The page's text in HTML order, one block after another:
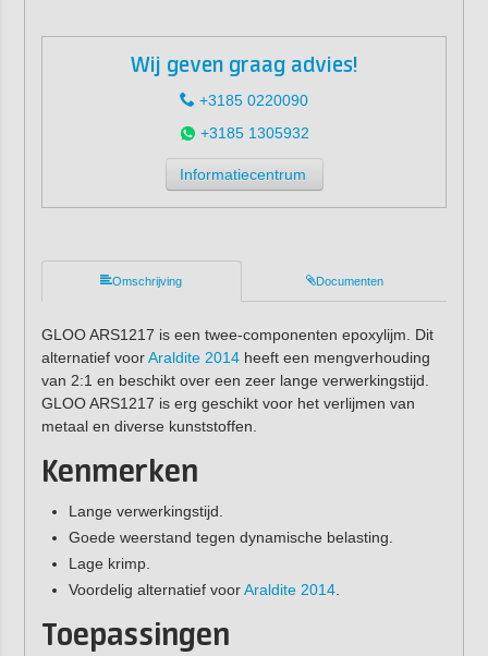
Wij geven graag advies!
+3185 0220090
+3185 1305932
Informatiecentrum
Omschrijving Documenten
GLOO ARS1217 is een twee-componenten epoxylijm. Dit
alternatief voorAraldite 2014heeft een mengverhouding
van 2:1 en beschikt over een zeer lange verwerkingstijd.
GLOO ARS1217 is erg geschikt voor het verlijmen van
metaal en diverse kunststoffen.
Kenmerken
Lange verwerkingstijd.
Goede weerstand tegen dynamische belasting.
Lage krimp.
Voordelig alternatief voorAraldite 2014.
Toepassingen